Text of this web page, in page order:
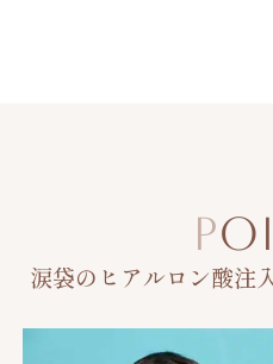
涙袋のヒアルロン酸注